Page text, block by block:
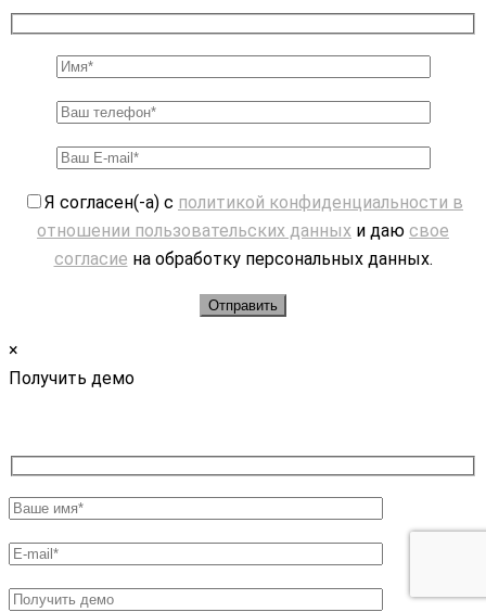
Я согласен(-а) с политикой конфиденциальности в
отношении пользовательских данных и даю свое
согласие на обработку персональных данных.
×
Получить демо